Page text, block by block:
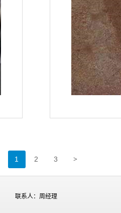
1 2 3 >
联系人：周经理